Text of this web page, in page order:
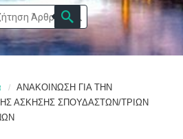
ΑΝΑΚΟΙΝΩΣΗ ΓΙΑ ΤΗΝ
ΑΣΚΗΣΗΣ ΣΠΟΥΔΑΣΤΩΝ/ΤΡΙΩΝ